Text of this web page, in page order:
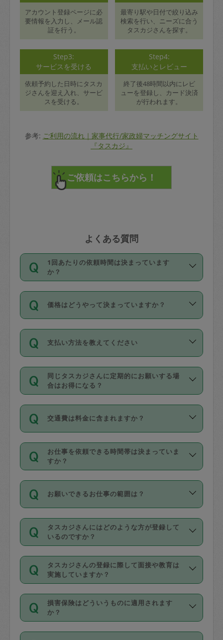
アカウント登録ページに必
要情報を入力し、メール認
証を行う。
最寄り駅や日付で絞り込み
検索を行い、ニーズに合う
タスカジさんを探す。
Step3:
サービスを受ける
依頼予約した日時にタスカ
ジさんを迎え入れ、サービ
スを受ける。
Step4:
支払いとレビュー
終了後48時間以内にレビ
ューを登録し、カード決済
が行われます。
参考: ご利用の流れ｜家事代行/家政婦マッチングサイト
『タスカジ』
よくある質問
1回あたりの依頼時間は決まっています
か？
依頼1回につき3時間固定です。3時間を
超えて依頼したい場合は、延長機能をご
利用ください。機能をご利用いただくに
の上事前申請することが必要です。な
お、3時間を下回っても、値引き等はござ
いません。
価格はどうやって決まっていますか？
11種類の価格帯の中からタスカジさん自
身が価格を選んで設定しています。
タスカジさんの価格設定には最初は制限
があり、レビュー件数、レビューの平均
値、などで除々に設定可能な最高額が上
がっていく仕組みになっています。
支払い方法を教えてください
お支払方法はクレジットカード（Visa／
Master／JCB／AMERICAN EXPRESS／
Diners Club）のみとなります。
を行う際にご入力ください。プロフィー
ル登録時にはご入力いただかなくても大
丈夫です。
デビットカード・プリペイドカード（Vプ
リカ、au WALLETなど）は支払にはご利
銀行振込や現金払いも対応していませ
なお、タスカジさんの交通費も、依頼料
金のご請求と合わせてお支払いとなりま
動計算で表示されます。
同じタスカジさんに定期的にお願いする場
合はお得になる？
依頼には「スポット」と「定期（毎週｜
隔週）」があり、「定期」の依頼は「ス
ポット」よりお得な料金でご利用できま
す。
定期の最低利用回数は設けていない代わ
りに、一定数を超えたキャンセルは有償
（例：毎週定期の場合は３回以上のキャ
ンセルが有償（1200円、隔週定期の場合
は２回以上のキャンセルが有償（1200
交通費は料金に含まれますか？
交通費は依頼料金とは別途発生し、依頼
料金のご請求と合わせてお支払いとなり
ます。交通費の金額は「依頼の詳細」に
お仕事を依頼できる時間帯は決まっていま
すか？
時間帯は3種類あります。いずれも１回あ
たり３時間です。
・ＡＭ ９時～１２時
・ＰＭ １３時～１６時
・夜 １８時～２１時
開始時間を２時間前後変更することが可
能です。依頼送信後、個別にタスカジさ
んにメッセージを送り調整してくださ
い。ただし、２時間を越えての調整はで
お願いできるお仕事の範囲は？
掃除、整理収納、洗濯、買い物、料理、
作り置きです。タスカジさんによってで
きる仕事の範囲が異なりますので、依頼
する前にタスカジさんのプロフィールで
確認してください。
基本的に、高所での作業や危険作業、屋
外での作業は対象外です。
タスカジさんにはどのような方が登録して
いるのですか？
主婦として長年の家事経験をお持ちの
方、栄養士・調理師といった資格者で保
育園や学校の給食やレストランで料理関
係の専門職に従事されていた方、日本で
すでにハウスキーパーや英語の先生とし
てお仕事をしているフィリピン出身の
タスカジさんの登録に際して面接や教育は
実施していますか？
応募の際に、各自事務局との面接と説明
を行っています。その後、身分証明書の
写真提出をしていただいています。外国
損害保険はどういうものに適用されます
か？
依頼者とタスカジさんとの間でタスカジ